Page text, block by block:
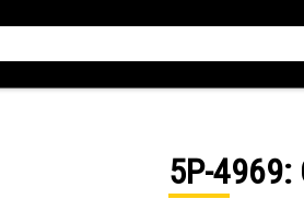
5P-4969: